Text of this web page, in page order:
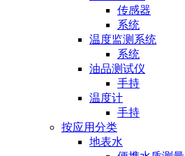
传感器
系统
温度监测系统
系统
油品测试仪
手持
温度计
手持
按应用分类
地表水